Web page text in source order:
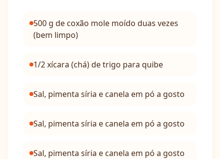
500 g de coxão mole moído duas vezes
(bem limpo)
1/2 xícara (chá) de trigo para quibe
Sal, pimenta síria e canela em pó a gosto
Sal, pimenta síria e canela em pó a gosto
Sal, pimenta síria e canela em pó a gosto